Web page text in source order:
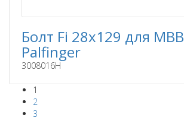
Болт Fi 28x129 для MBB
Palfinger
3008016H
1
2
3